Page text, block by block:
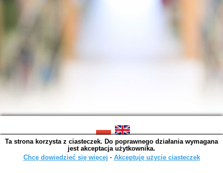
SOWA OPAC v. 6.11.10 (2026-07-24)
Wygenerowano w 0,0016 s.
Ta strona korzysta z ciasteczek. Do poprawnego działania wymagana
jest akceptacja użytkownika.
Chcę dowiedzieć się więcej ∙ Akceptuję użycie ciasteczek